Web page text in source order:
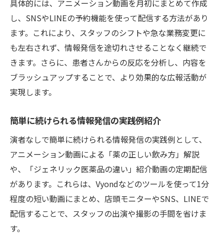
具体的には、アニメーション動画を月初にまとめて作成
し、SNSやLINEの予約機能を使って配信する方法があり
ます。これにより、スタッフのシフトや急な業務変更に
も左右されず、情報発信を途切れさせることなく継続で
きます。さらに、患者さんからの反応を分析し、内容を
ブラッシュアップすることで、より効果的な広報活動が
実現します。
簡単に続けられる情報発信の実践例紹介
演者なしで簡単に続けられる情報発信の実践例として、
アニメーション動画による「薬の正しい飲み方」解説
や、「ジェネリック医薬品の違い」紹介動画の定期配信
があります。これらは、Vyondなどのツールを使って1分
程度の短い動画にまとめ、店頭モニターやSNS、LINEで
配信することで、スタッフの出演や撮影の手間を省けま
す。